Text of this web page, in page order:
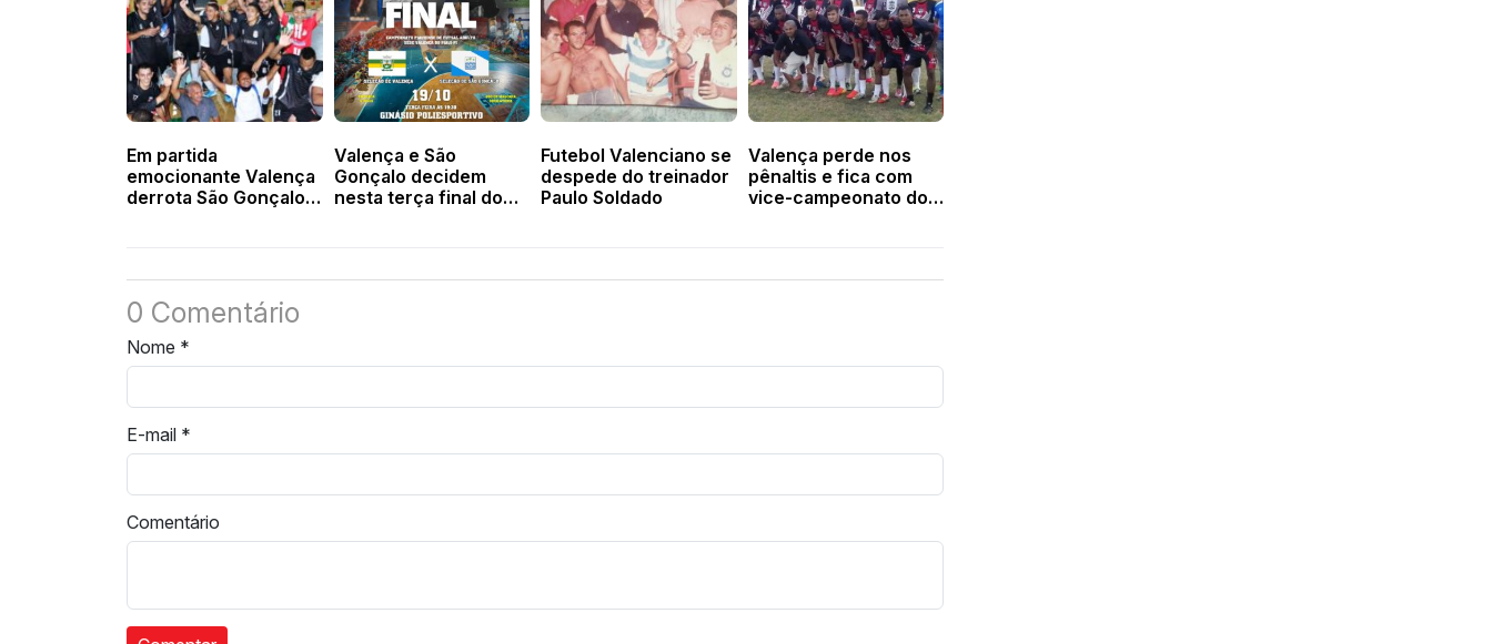
Em partida
emocionante Valença
derrota São Gonçalo e
Valença e São
Gonçalo decidem
nesta terça final do
Futebol Valenciano se
despede do treinador
Paulo Soldado
Valença perde nos
pênaltis e fica com
vice-campeonato do
0 Comentário
Nome *
E-mail *
Comentário